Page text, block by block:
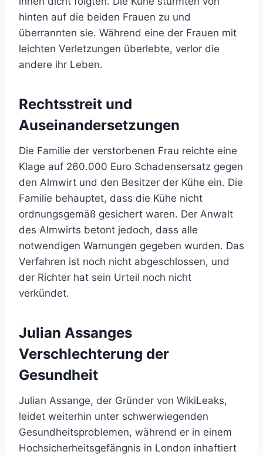
hinten auf die beiden Frauen zu und
überrannten sie. Während eine der Frauen mit
leichten Verletzungen überlebte, verlor die
andere ihr Leben.
Rechtsstreit und
Auseinandersetzungen
Die Familie der verstorbenen Frau reichte eine
Klage auf 260.000 Euro Schadensersatz gegen
den Almwirt und den Besitzer der Kühe ein. Die
Familie behauptet, dass die Kühe nicht
ordnungsgemäß gesichert waren. Der Anwalt
des Almwirts betont jedoch, dass alle
notwendigen Warnungen gegeben wurden. Das
Verfahren ist noch nicht abgeschlossen, und
der Richter hat sein Urteil noch nicht
verkündet.
Julian Assanges
Verschlechterung der
Gesundheit
Julian Assange, der Gründer von WikiLeaks,
leidet weiterhin unter schwerwiegenden
Gesundheitsproblemen, während er in einem
Hochsicherheitsgefängnis in London inhaftiert